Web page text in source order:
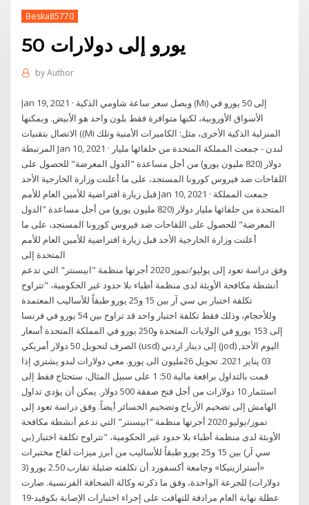
Beska85770
50 يورو إلى دولارات
byAuthor
Jan 19, 2021 · ويصل سعر ساعة شاومي الذكية (Mi) إلى 50 يورو في
الأسواق الأوروبية، لكنها متوافرة فقط بلون واحد هو الأبيض. ويمكنها
الاتصال بتقنيات ((Mi المنزلية الذكية الأخرى، مثل: الكاميرات الأمنية وتلك
المرتبطة Jan 10, 2021 · لندن - جمعت المملكة المتحدة من حلفائها مليار
دولار (820 مليون يورو) من أجل مساعدة "الدول المعرضة" للحصول على
اللقاحات ضد فيروس كورونا المستجد، على ما أعلنت وزارة الخارجية الأحد
قبل زيارة افتراضية للأمين العام للأمم Jan 10, 2021 · جمعت المملكة
المتحدة من حلفائها مليار دولار (820 مليون يورو) من أجل مساعدة "الدول
المعرضة" للحصول على اللقاحات ضد فيروس كورونا المستجد، على ما
أعلنت وزارة الخارجية الأحد قبل زيارة افتراضية للأمين العام للأمم
المتحدة إلى
وفق دراسة تعود إلى يوليو/تموز 2020 أجرتها منظمة "ابيسنتر" التي تدعم
أنشطة مكافحة الأوبئة لدى منظمة أطباء بلا حدود غير الحكومية، "تتراوح
تكلفة اختبار بي سي آر بين 15 و25 يورو طبقاً للأساليب المعتمدة
وللأحجام، وذلك فقط تكلفة اختبار واحد قد تراوح بين 54 يورو في فرنسا
إلى 153 يورو في الولايات المتحدة و250 يورو في المملكة المتحدة أسعار
الصرف لتحويل 50 دولار أمريكي (usd) إلى دينار اردني (jod) اليوم الأحد,
03 يناير 2021. تحويل 26مليون الى يورو. معي دولارات لبدو يشتري إذا
قمت بالتداول برافعة مالية 50: 1 على سبيل المثال، ستحتاج فقط إلى
استثمار 10 دولارات من أجل فتح صفقة 500 دولار. يمكن أن يؤدي تداول
الهامش إلى تضخيم الأرباح وتضخيم الخسائر أيضاً. وفق دراسة تعود إلى
تموز/يوليو 2020 أجرتها منظمة "ابيسنتر" التي تدعم أنشطة مكافحة
الأوبئة لدى منظمة أطباء بلا حدود غير الحكومية، "تتراوح تكلفة اختبار (بي
سي آر) بين 15 و25 يورو طبقاً للأساليب من أبرز ميزات لقاح مختبرات
«أسترازينيكا» وجامعة أكسفورد أن تكلفته ضئيلة تقارب 2.50 يورو (3
دولارات) للجرعة الواحدة، وفق ما ذكرته وكالة الصحافة الفرنسية. صارت
عطلة نهاية العام مرادفة للتهافت على إجراء اختبارات الإصابة بكوفيد-19